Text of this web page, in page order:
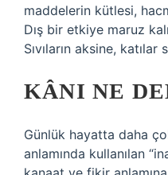
maddelerin kütlesi,
Dış bir etkiye maruz
Sıvıların aksine, katılar
KÂNI NE
Günlük hayatta daha
anlamında kullanılan